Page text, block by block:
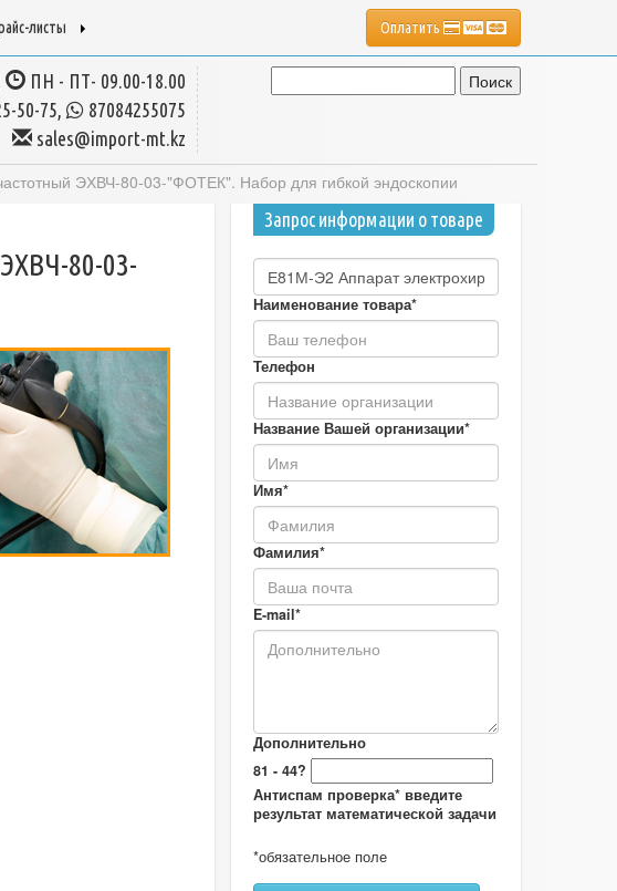
ПН - ПТ- 09.00-18.00
50-75,
87084255075
sales@import-mt.kz
листы Оплатить
ЭХВЧ-80-03-"ФОТЕК". Набор для гибкой эндоскопии
80-03-
Запрос информации о товаре
Наименование товара*
Телефон
Название Вашей организации*
Имя*
Фамилия*
E-mail*
Дополнительно
81 - 44?
Антиспам проверка* введите
результат математической задачи
*обязательное поле